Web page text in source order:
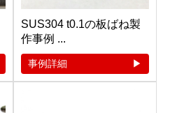
SUS304 t0.1の板ばね製
作事例 ...
事例詳細